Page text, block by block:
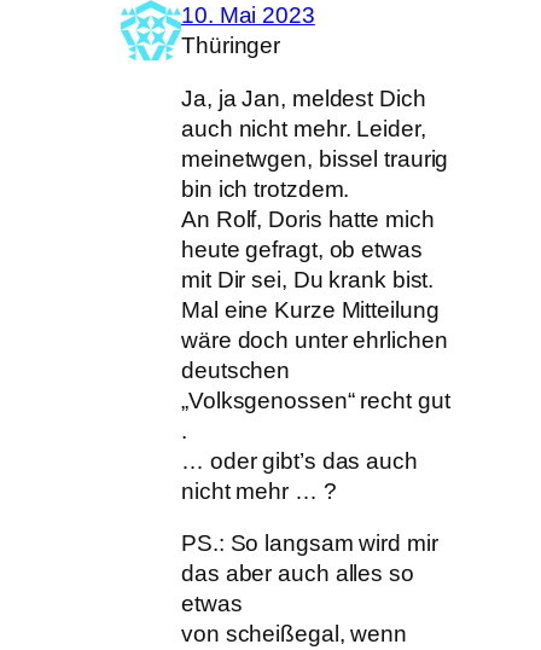
10. Mai 2023
Thüringer
Ja, ja Jan, meldest Dich
auch nicht mehr. Leider,
meinetwgen, bissel traurig
bin ich trotzdem.
An Rolf, Doris hatte mich
heute gefragt, ob etwas
mit Dir sei, Du krank bist.
Mal eine Kurze Mitteilung
wäre doch unter ehrlichen
deutschen
„Volksgenossen“ recht gut
.
… oder gibt’s das auch
nicht mehr … ?
PS.: So langsam wird mir
das aber auch alles so
etwas
von scheißegal, wenn